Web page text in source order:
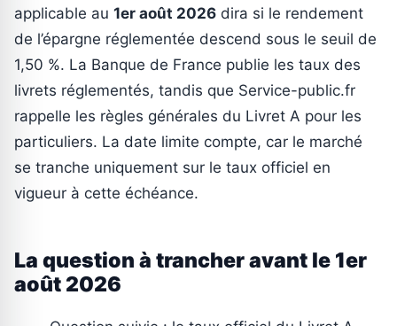
applicable au 1er août 2026 dira si le rendement
de l’épargne réglementée descend sous le seuil de
1,50 %. La Banque de France publie les taux des
livrets réglementés, tandis que Service-public.fr
rappelle les règles générales du Livret A pour les
particuliers. La date limite compte, car le marché
se tranche uniquement sur le taux officiel en
vigueur à cette échéance.
La question à trancher avant le 1er
août 2026